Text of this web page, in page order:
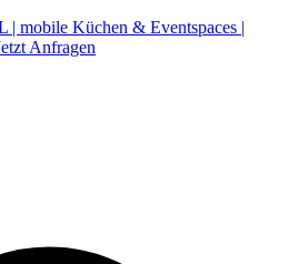
mobile Küchen & Eventspaces |
Anfragen